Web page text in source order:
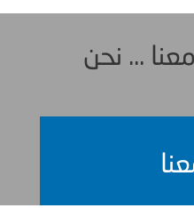
... نحن